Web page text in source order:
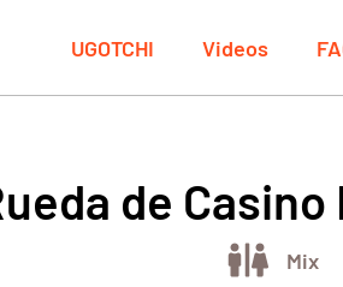
UGOTCHI Videos
de
Mix